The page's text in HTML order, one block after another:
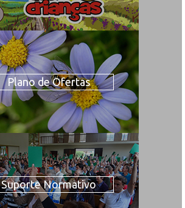
Plano de Ofertas
Suporte Normativo